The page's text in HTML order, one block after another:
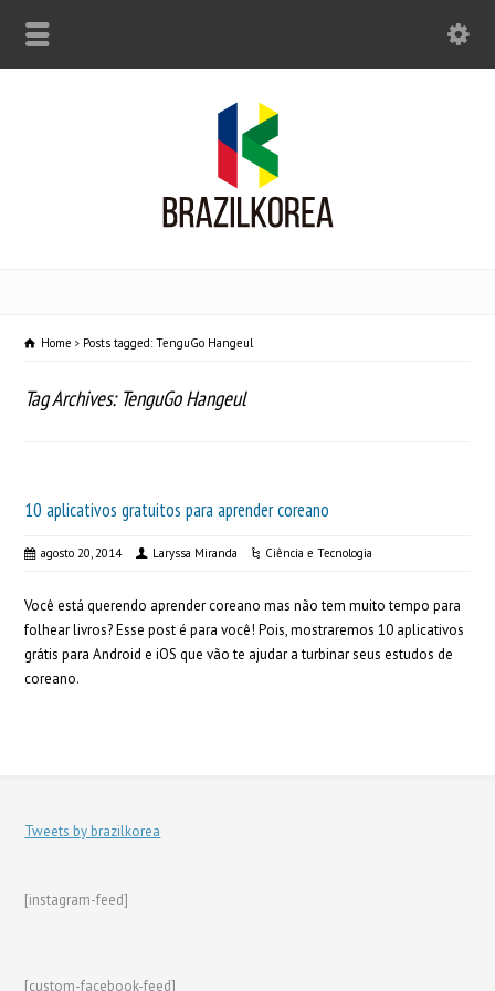
Home Posts tagged: TenguGo Hangeul
Tag Archives: TenguGo Hangeul
10 aplicativos gratuitos para aprender coreano
agosto 20, 2014 Laryssa Miranda Ciência e Tecnologia
Você está querendo aprender coreano mas não tem muito tempo para
folhear livros? Esse post é para você! Pois, mostraremos 10 aplicativos
grátis para Android e iOS que vão te ajudar a turbinar seus estudos de
coreano.
Tweets by brazilkorea
[instagram-feed]
[custom-facebook-feed]